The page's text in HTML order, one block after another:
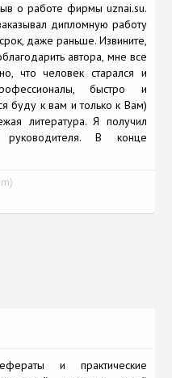
о работе фирмы uznai.su.
дипломную работу
даже раньше. Извините,
автора, мне все
что человек старался и
быстро и
буду к вам и только к Вам)
литература. Я получил
В конце
и практические